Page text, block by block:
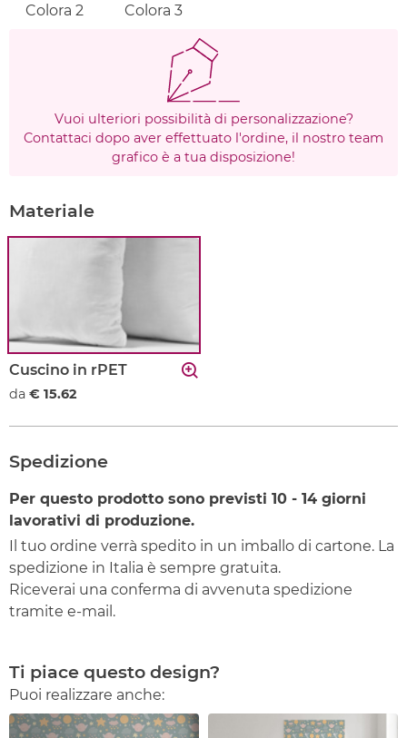
Colora 2 Colora 3
Vuoi ulteriori possibilità di personalizzazione?
Contattaci dopo aver effettuato l'ordine, il nostro team
grafico è a tua disposizione!
Materiale
Cuscino in rPET
da € 15.62
Spedizione
Per questo prodotto sono previsti 10 - 14 giorni
lavorativi di produzione.
Il tuo ordine verrà spedito in un imballo di cartone. La
spedizione in Italia è sempre gratuita.
Riceverai una conferma di avvenuta spedizione
tramite e-mail.
Ti piace questo design?
Puoi realizzare anche: